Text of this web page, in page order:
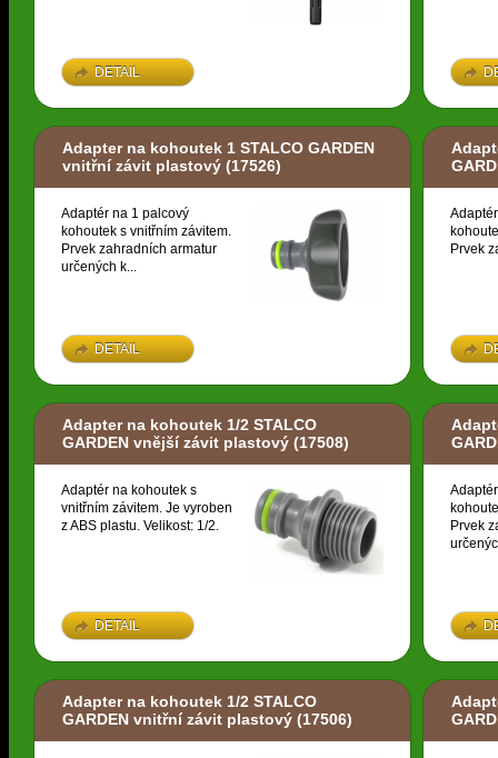
DETAIL
Adapter na kohoutek 1 STALCO GARDEN
vnitřní závit plastový (17526)
Adaptér na 1 palcový
kohoutek s vnitřním závitem.
Prvek zahradních armatur
určených k...
DETAIL
Prvek
Adapter na kohoutek 1/2 STALCO
GARDEN vnější závit plastový (17508)
Adaptér na kohoutek s
vnitřním závitem. Je vyroben
z ABS plastu. Velikost: 1/2.
DETAIL
Prvek
Adapter na kohoutek 1/2 STALCO
GARDEN vnitřní závit plastový (17506)